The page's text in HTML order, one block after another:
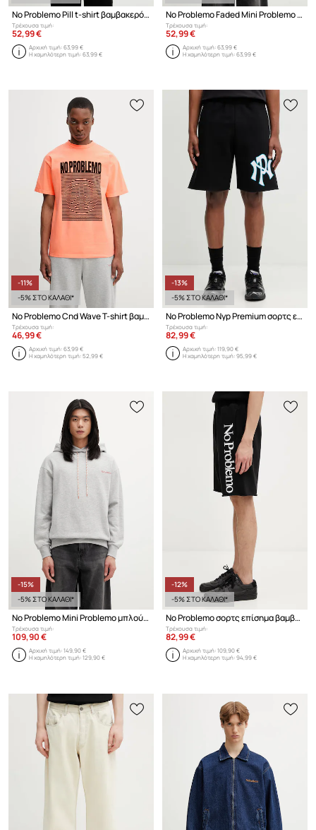
No Problemo Pill t-shirt βαμβακερό Ανδρικό
Τρέχουσα τιμή:
52,99 €
Αρχική τιμή:63,99 €
Η χαμηλότερη τιμή:63,99 €
No Problemo Faded Mini Problemo ανδρικό βαμβακερό μπλουζάκι
Τρέχουσα τιμή:
52,99 €
Αρχική τιμή:63,99 €
Η χαμηλότερη τιμή:63,99 €
-11%
-5% ΣΤΟ ΚΑΛΑΘΙ*
No Problemo Cnd Wave T-shirt βαμβακερός ανδρικός
Τρέχουσα τιμή:
46,99 €
Αρχική τιμή:63,99 €
Η χαμηλότερη τιμή:52,99 €
-13%
-5% ΣΤΟ ΚΑΛΑΘΙ*
No Problemo Nyp Premium σορτς επίσημα ανδρικά
Τρέχουσα τιμή:
82,99 €
Αρχική τιμή:119,90 €
Η χαμηλότερη τιμή:95,99 €
-15%
-5% ΣΤΟ ΚΑΛΑΘΙ*
No Problemo Mini Problemo μπλούζα με κουκούλα ανδρική με βαμβάκι
Τρέχουσα τιμή:
109,90 €
Αρχική τιμή:149,90 €
Η χαμηλότερη τιμή:129,90 €
-12%
-5% ΣΤΟ ΚΑΛΑΘΙ*
No Problemo σορτς επίσημα βαμβακερά ανδρικά
Τρέχουσα τιμή:
82,99 €
Αρχική τιμή:109,90 €
Η χαμηλότερη τιμή:94,99 €